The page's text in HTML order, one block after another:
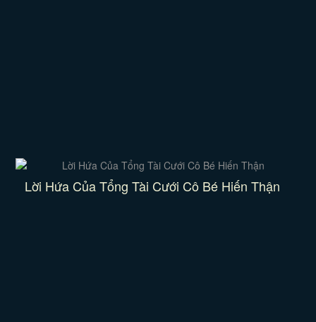
Lời Hứa Của Tổng Tài Cưới Cô Bé Hiến Thận